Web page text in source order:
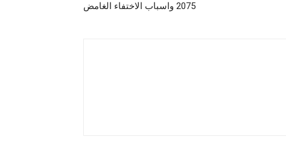
2075 واسباب الاختفاء الغامض